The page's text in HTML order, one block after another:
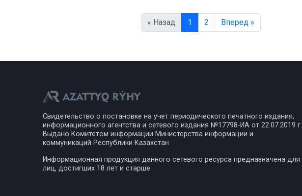
« Назад 1 2 Вперед »
Свидетельство о постановке на учет периодического печатного издания,
информационного агентства и сетевого издания №17798-ИА от 22.07.2019 г.
Выдано Комитетом информации Министерства информации и
коммуникаций Республики Казахстан
Информационная продукция данного сетевого ресурса предназначена для
лиц, достигших 18 лет и старше.